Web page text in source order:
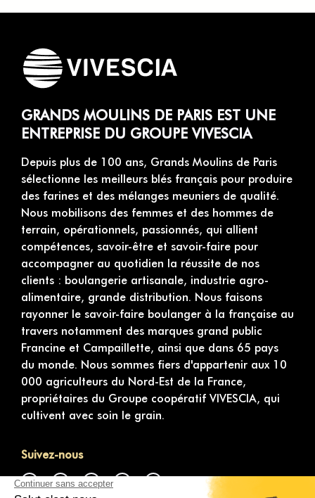
GRANDS MOULINS DE PARIS EST UNE
ENTREPRISE DU GROUPE VIVESCIA
Depuis plus de 100 ans, Grands Moulins de Paris
sélectionne les meilleurs blés français pour produire
des farines et des mélanges meuniers de qualité.
Nous mobilisons des femmes et des hommes de
terrain, opérationnels, passionnés, qui allient
compétences, savoir-être et savoir-faire pour
accompagner au quotidien la réussite de nos
clients : boulangerie artisanale, industrie agro-
alimentaire, grande distribution. Nous faisons
rayonner le savoir-faire boulanger à la française au
travers notamment des marques grand public
Francine et Campaillette, ainsi que dans 65 pays
du monde. Nous sommes fiers d'appartenir aux 10
000 agriculteurs du Nord-Est de la France,
propriétaires du Groupe coopératif VIVESCIA, qui
cultivent avec soin le grain.
Suivez-nous